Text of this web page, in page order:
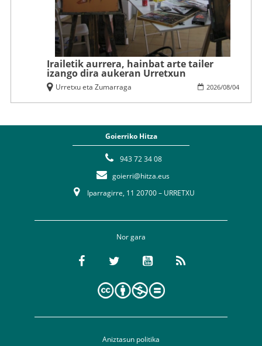
Irailetik aurrera, hainbat arte tailer
izango dira aukeran Urretxun
2026/08/04
Urretxu eta Zumarraga
Goierriko Hitza
943 72 34 08
goierri@hitza.eus
Iparragirre, 11 20700 – URRETXU
Nor gara
Aniztasun politika